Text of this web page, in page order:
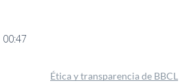
Ética y transparencia de BBCL